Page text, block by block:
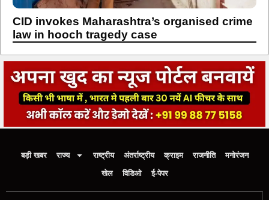
CID invokes Maharashtra’s organised crime
law in hooch tragedy case
बड़ी खबर राज्य राष्ट्रीय अंतर्राष्ट्रीय क्राइम राजनीति
मनोरंजन
खेल
विडिओ ई-पेपर